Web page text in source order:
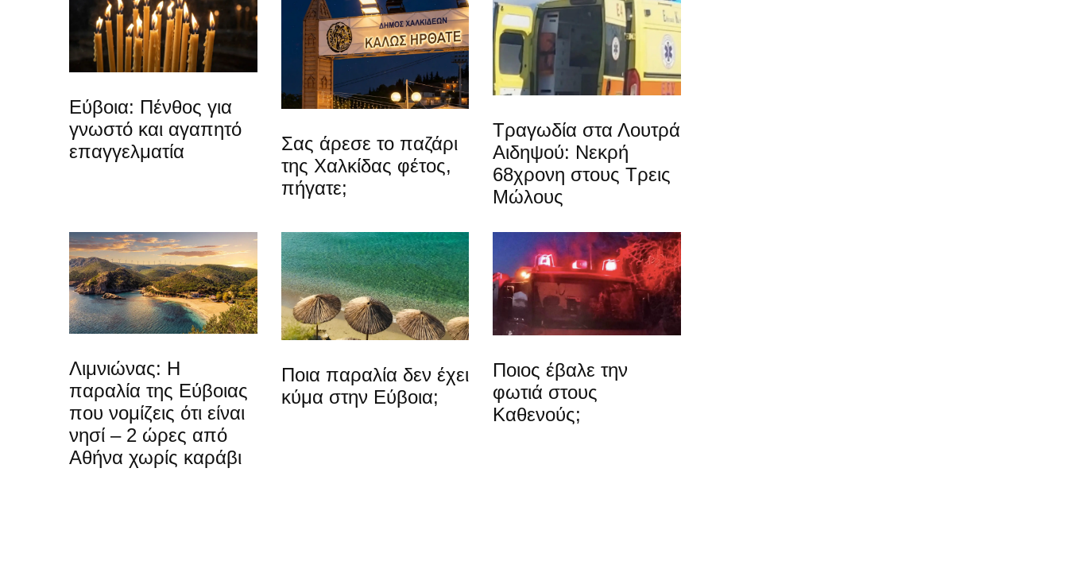
Εύβοια: Πένθος για
γνωστό και αγαπητό
επαγγελματία
Σας άρεσε το παζάρι
της Χαλκίδας φέτος,
πήγατε;
Τραγωδία στα Λουτρά
Αιδηψού: Νεκρή
68χρονη στους Τρεις
Μώλους
Λιμνιώνας: Η
παραλία της Εύβοιας
που νομίζεις ότι είναι
νησί – 2 ώρες από
Αθήνα χωρίς καράβι
Ποια παραλία δεν έχει
κύμα στην Εύβοια;
Ποιος έβαλε την
φωτιά στους
Καθενούς;